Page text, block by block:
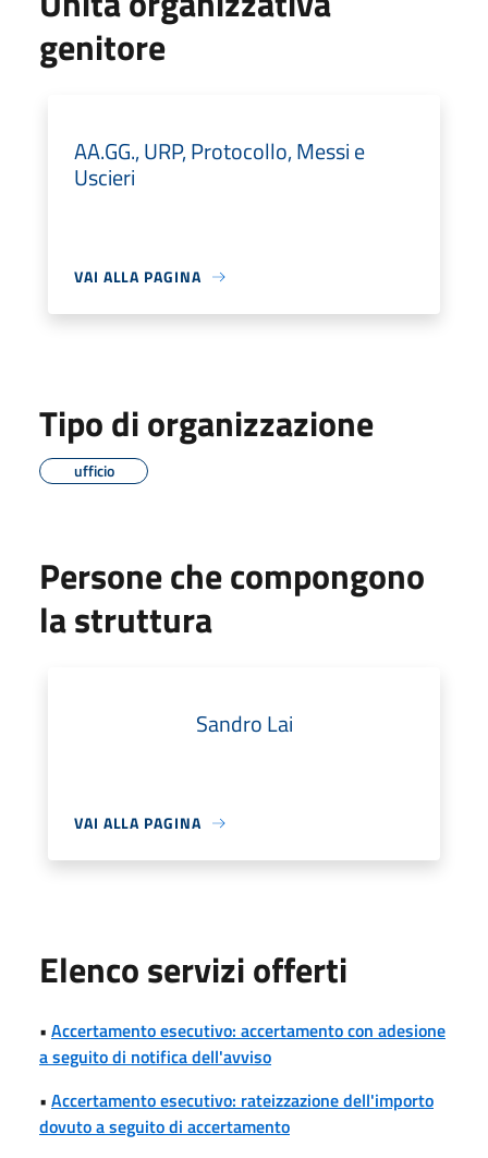
genitore
AA.GG., URP, Protocollo, Messi e
Uscieri
VAI ALLA PAGINA
Tipo di organizzazione
ufficio
Persone che compongono
la struttura
Sandro Lai
VAI ALLA PAGINA
Elenco servizi offerti
• Accertamento esecutivo: accertamento con adesione
a seguito di notifica dell'avviso
• Accertamento esecutivo: rateizzazione dell'importo
dovuto a seguito di accertamento